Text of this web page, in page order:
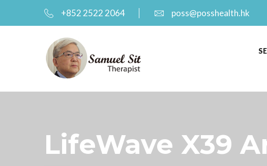
+852 2522 2064 poss@posshealth.hk
LifeWave X39